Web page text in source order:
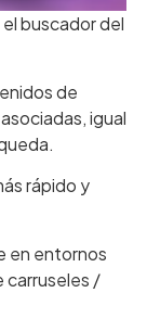
buscador del
de
igual
rápido y
en entornos
carruseles /